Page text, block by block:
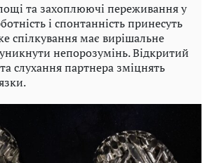
та захоплюючі переживання у
і спонтанність принесуть
спілкування має вирішальне
непорозумінь. Відкритий
слухання партнера зміцнять